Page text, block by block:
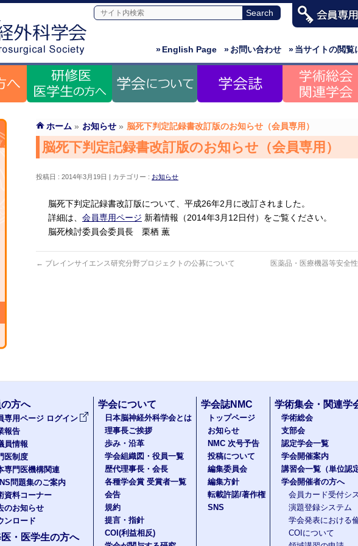
»当サイトの閲覧
»お問い合わせ
»English Page
ホーム » お知らせ » 脳死下判定記録書改訂版のお知らせ（会員専用）
脳死下判定記録書改訂版のお知らせ（会員専用）
投稿日 : 2014年3月19日 カテゴリー : お知らせ
脳死下判定記録書改訂版について、平成26年2月に改訂されました。
詳細は、 会員専用ページ 新着情報（2014年3月12日付）をご覧ください。
脳死検討委員会委員長 栗栖 薫
← ブレインサイエンス研究分野プロジェクトの公募について 医薬品・医療機器等安全
方へ
専用ページ ログイン
報告
員情報
医制度
専門医機構関連
問題集のご案内
資料コーナー
のお知らせ
ンロード
・医学生の方へ
学会について
日本脳神経外科学会とは
理事長ご挨拶
歩み・沿革
学会組織図・役員一覧
歴代理事長・会長
各種学会賞 受賞者一覧
会告
規約
提言・指針
COI(利益相反)
学会誌NMC
トップページ
お知らせ
NMC 次号予告
投稿について
編集委員会
編集方針
転載許諾/著作権
SNS
学術集会・関連学
学術総会
支部会
認定学会一覧
学会開催案内
講習会一覧（単位認定
学会開催者の方へ
会員カード受付シ
演題登録システム
学会発表における
COIについて